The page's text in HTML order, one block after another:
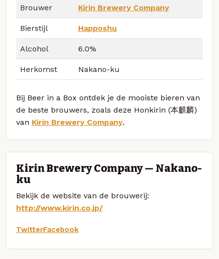
Brouwer Kirin Brewery Company
Bierstijl Happoshu
Alcohol 6.0%
Herkomst Nakano-ku
Bij Beer in a Box ontdek je de mooiste bieren van
de beste brouwers, zoals deze Honkirin (本麒麟)
van Kirin Brewery Company.
Kirin Brewery Company — Nakano-
ku
Bekijk de website van de brouwerij:
http://www.kirin.co.jp/
TwitterFacebook